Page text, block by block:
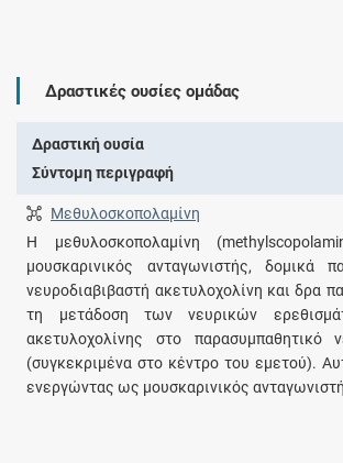
Δραστικές ουσίες ομάδας
Δραστική ουσία
Σύντομη περιγραφή
Μεθυλοσκοπολαμίνη
Η μεθυλοσκοπολαμίνη
μουσκαρινικός ανταγωνιστής, δομικά
νευροδιαβιβαστή ακετυλοχολίνη και δρα
τη μετάδοση των νευρικών
ακετυλοχολίνης στο παρασυμπαθητικό
(συγκεκριμένα στο κέντρο του εμετού).
ενεργώντας ως μουσκαρινικός